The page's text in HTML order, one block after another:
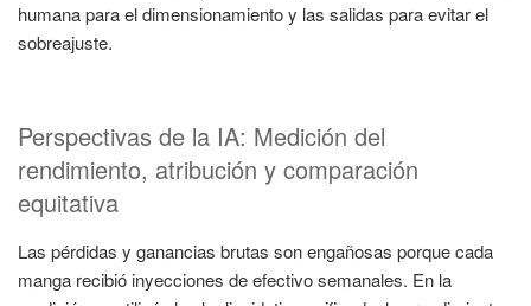
humana para el dimensionamiento y las salidas para evitar el
sobreajuste.
Perspectivas de la IA: Medición del
rendimiento, atribución y comparación
equitativa
Las pérdidas y ganancias brutas son engañosas porque cada
manga recibió inyecciones de efectivo semanales. En la